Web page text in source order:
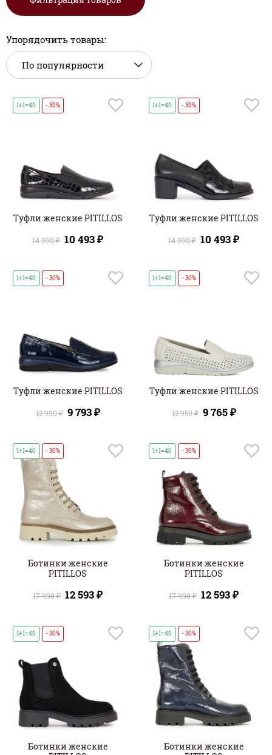
Упорядочить товары:
1+1=40 - 30%
Туфли женские PITILLOS
14 990 ₽ 10 493 ₽
1+1=40 - 30%
Туфли женские PITILLOS
14 990 ₽ 10 493 ₽
1+1=40 - 30%
Туфли женские PITILLOS
13 990 ₽ 9 793 ₽
1+1=40 - 30%
Туфли женские PITILLOS
13 950 ₽ 9 765 ₽
1+1=40 - 30%
Ботинки женские
PITILLOS
17 990 ₽ 12 593 ₽
1+1=40 - 30%
Ботинки женские
PITILLOS
17 990 ₽ 12 593 ₽
1+1=40 - 30%
Ботинки женские
1+1=40 - 30%
Ботинки женские